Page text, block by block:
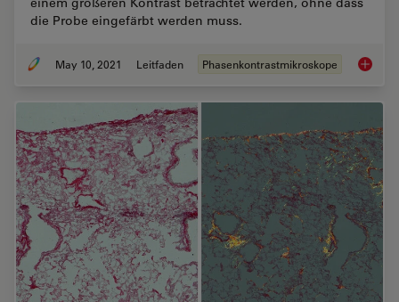
die Probe eingefärbt werden muss.
May 10, 2021 Leitfaden Phasenkontrastmikroskope